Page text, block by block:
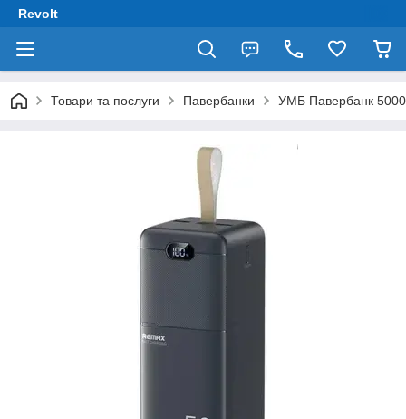
Revolt
Товари та послуги Павербанки УМБ Павербанк